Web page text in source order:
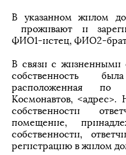
В указанном жилом
проживают и
ФИО1-истец, ФИО2-брат
В связи с жизненными
собственность
расположенная по
Космонавтов,
собственности
помещение,
собственности,
регистрацию в жилом